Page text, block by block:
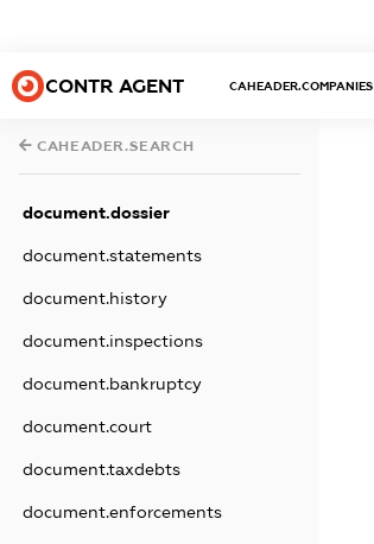
CONTR AGENT CAHEADER.COMPANIES
CAHEADER.SEARCH
document.dossier
document.statements
document.history
document.inspections
document.bankruptcy
document.court
document.taxdebts
document.enforcements